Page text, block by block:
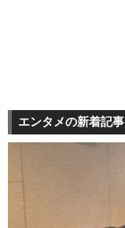
エンタメの新着記事